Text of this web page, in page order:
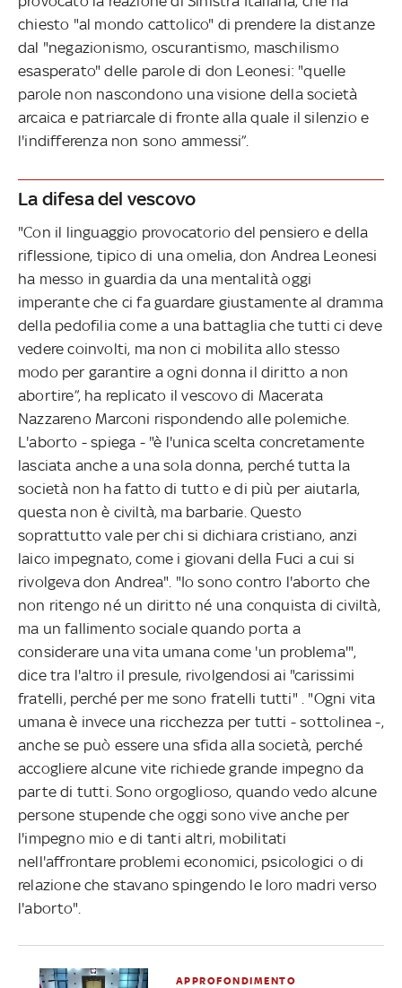
chiesto "al mondo cattolico" di prendere la distanze
dal "negazionismo, oscurantismo, maschilismo
esasperato" delle parole di don Leonesi: "quelle
parole non nascondono una visione della società
arcaica e patriarcale di fronte alla quale il silenzio e
l'indifferenza non sono ammessi”.
La difesa del vescovo
"Con il linguaggio provocatorio del pensiero e della
riflessione, tipico di una omelia, don Andrea Leonesi
ha messo in guardia da una mentalità oggi
imperante che ci fa guardare giustamente al dramma
della pedofilia come a una battaglia che tutti ci deve
vedere coinvolti, ma non ci mobilita allo stesso
modo per garantire a ogni donna il diritto a non
abortire”, ha replicato il vescovo di Macerata
Nazzareno Marconi rispondendo alle polemiche.
L'aborto - spiega - "è l'unica scelta concretamente
lasciata anche a una sola donna, perché tutta la
società non ha fatto di tutto e di più per aiutarla,
questa non è civiltà, ma barbarie. Questo
soprattutto vale per chi si dichiara cristiano, anzi
laico impegnato, come i giovani della Fuci a cui si
rivolgeva don Andrea". "Io sono contro l'aborto che
non ritengo né un diritto né una conquista di civiltà,
ma un fallimento sociale quando porta a
considerare una vita umana come 'un problema'",
dice tra l'altro il presule, rivolgendosi ai "carissimi
fratelli, perché per me sono fratelli tutti" . "Ogni vita
umana è invece una ricchezza per tutti - sottolinea -,
anche se può essere una sfida alla società, perché
accogliere alcune vite richiede grande impegno da
parte di tutti. Sono orgoglioso, quando vedo alcune
persone stupende che oggi sono vive anche per
l'impegno mio e di tanti altri, mobilitati
nell'affrontare problemi economici, psicologici o di
relazione che stavano spingendo le loro madri verso
l'aborto".
APPROFONDIMENTO